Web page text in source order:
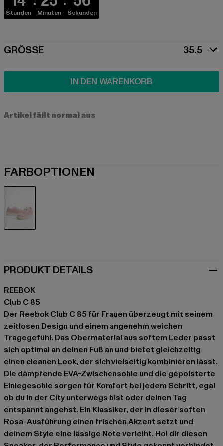
Stunden Minuten Sekunden
SIZE
GRÖSSE 35.5
IN DEN WARENKORB
Artikel fällt normal aus
FARBOPTIONEN
PRODUKT DETAILS
REEBOK
Club C 85
Der Reebok Club C 85 für Frauen überzeugt mit seinem
zeitlosen Design und einem angenehm weichen
Tragegefühl. Das Obermaterial aus softem Leder passt
sich optimal an deinen Fuß an und bietet gleichzeitig
einen cleanen Look, der sich vielseitig kombinieren lässt.
Die dämpfende EVA-Zwischensohle und die gepolsterte
Einlegesohle sorgen für Komfort bei jedem Schritt, egal
ob du in der City unterwegs bist oder deinen Tag
entspannt angehst. Ein Klassiker, der in dieser soften
Rosa-Ausführung einen frischen Akzent setzt und
deinem Style eine lässige Note verleiht. Hol dir diesen